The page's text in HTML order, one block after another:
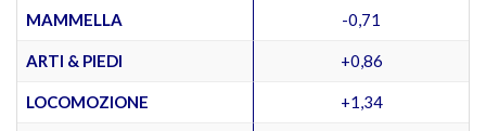
MAMMELLA -0,71
ARTI & PIEDI +0,86
LOCOMOZIONE +1,34